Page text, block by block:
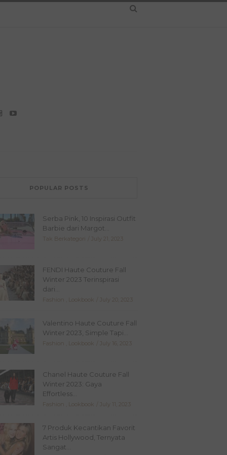
POPULAR POSTS
Serba Pink, 10 Inspirasi Outfit
Barbie dari Margot...
Tak Berkategori July 21, 2023
FENDI Haute Couture Fall
Winter 2023 Terinspirasi
dari...
Fashion Lookbook July 20, 2023
Valentino Haute Couture Fall
Winter 2023, Simple Tapi...
Fashion Lookbook July 16, 2023
Chanel Haute Couture Fall
Winter 2023: Gaya
Effortless...
Fashion Lookbook July 11, 2023
7 Produk Kecantikan Favorit
Artis Hollywood, Ternyata
Sangat...